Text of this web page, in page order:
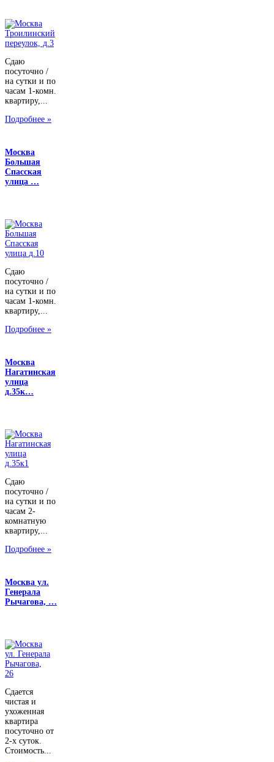
Сдаю
посуточно /
на сутки и по
часам 1-комн.
квартиру,...
Подробнее »
Москва
Большая
Спасская
улица …
Сдаю
посуточно /
на сутки и по
часам 1-комн.
квартиру,...
Подробнее »
Москва
Нагатинская
улица
д.35к…
Сдаю
посуточно /
на сутки и по
часам 2-
комнатную
квартиру,...
Подробнее »
Москва ул.
Генерала
Рычагова, …
Сдается
чистая и
ухоженная
квартира
посуточно от
2-х суток.
Стоимость...